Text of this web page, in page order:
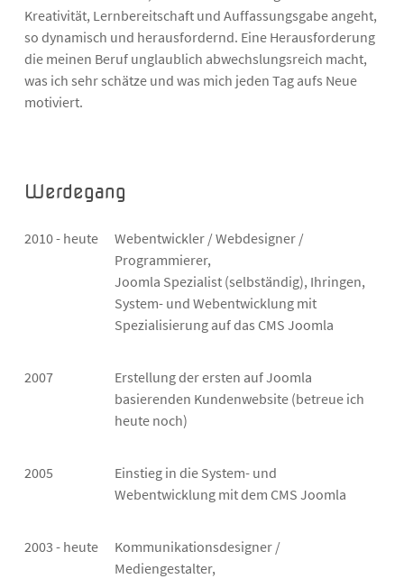
Kreativität, Lernbereitschaft und Auffassungsgabe angeht,
so dynamisch und herausfordernd. Eine Herausforderung
die meinen Beruf unglaublich abwechslungsreich macht,
was ich sehr schätze und was mich jeden Tag aufs Neue
motiviert.
Werdegang
2010 - heute
Webentwickler / Webdesigner /
Programmierer,
Joomla Spezialist (selbständig), Ihringen,
System- und Webentwicklung mit
Spezialisierung auf das CMS Joomla
2007
Erstellung der ersten auf Joomla
basierenden Kundenwebsite (betreue ich
heute noch)
2005
Einstieg in die System- und
Webentwicklung mit dem CMS Joomla
2003 - heute
Kommunikationsdesigner /
Mediengestalter,